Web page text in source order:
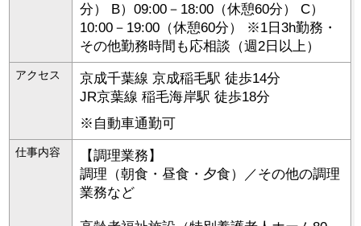
分） B）09:00－18:00（休憩60分） C）
10:00－19:00（休憩60分） ※1日3h勤務・
その他勤務時間も応相談（週2日以上）
アクセス
京成千葉線 京成稲毛駅 徒歩14分
JR京葉線 稲毛海岸駅 徒歩18分
※自動車通勤可
仕事内容
【調理業務】
調理（朝食・昼食・夕食）／その他の調理
業務など